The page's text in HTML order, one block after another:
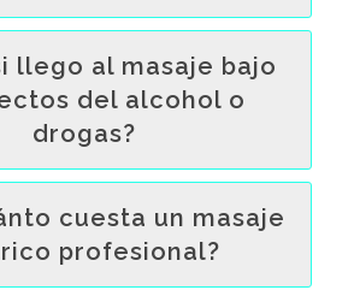
llego al masaje bajo
del alcohol o
drogas?
cuesta un masaje
profesional?